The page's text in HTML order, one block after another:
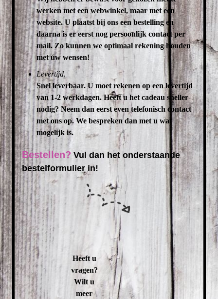
werken met een webwinkel, maar met een
website. U plaatst bij ons een bestelling en
daarna is er eerst nog persoonlijk contact per
mail. Zo kunnen we optimaal rekening houden
met úw wensen!
Levertijd.
Snel leverbaar. U moet rekenen op een levertijd
van 1-2 werkdagen. Heeft u het cadeau sneller
nodig? Neem dan eerst even telefonisch contact
met ons op. We bespreken dan met u wat
mogelijk is.
Bestellen? Vul dan het onderstaande
bestelformulier in!
Heeft u
vragen?
Wilt u
meer